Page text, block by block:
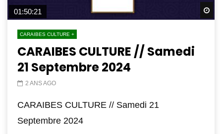
01:50:21
CARAIBES CULTURE +
CARAIBES CULTURE // Samedi
21 Septembre 2024
2 ANS AGO
CARAIBES CULTURE // Samedi 21
Septembre 2024